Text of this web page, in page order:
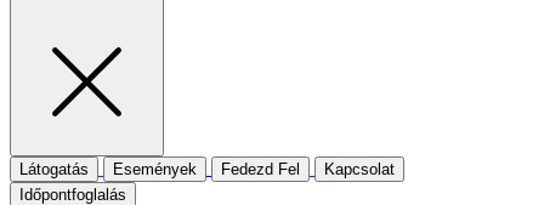
Látogatás Események Fedezd Fel
Kapcsolat
Időpontfoglalás